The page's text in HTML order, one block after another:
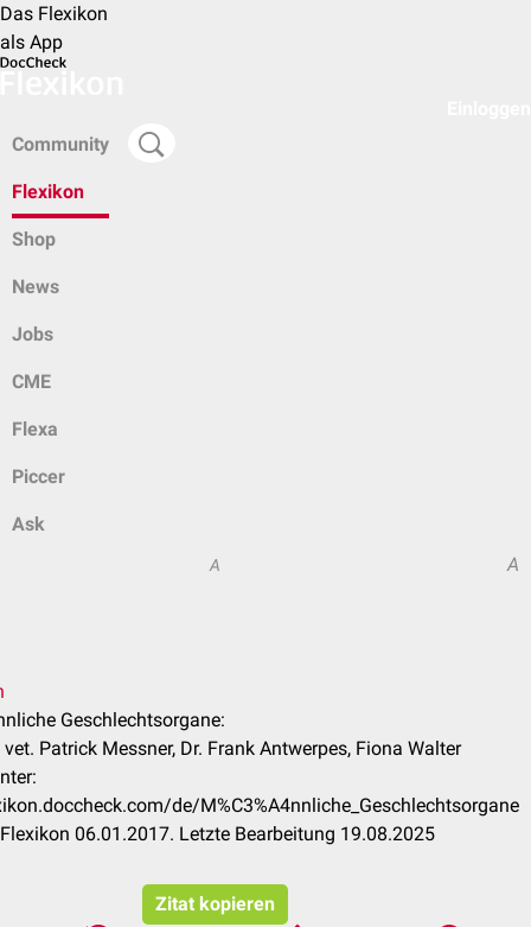
Das Flexikon
als App
Community
Flexikon
Shop
News
Jobs
CME
Flexa
Piccer
Ask
A A
Geschlechtsorgane:
Patrick Messner, Dr. Frank Antwerpes, Fiona Walter
de/M%C3%A4nnliche_Geschlechtsorgane
06.01.2017. Letzte Bearbeitung 19.08.2025
Zitat kopieren